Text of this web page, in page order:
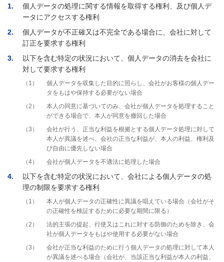
1
個人データの処理に関する情報を取得する権利、及び個人デ
ータにアクセスする権利
2
個人データが不正確又は不完全である場合に、会社に対して
訂正を要求する権利
3
以下を含む特定の状況において、個人データの消去を会社に
対して要求する権利
1
個人データを収集した目的に照らし、会社がお客様の個人デー
タをもはや保持する必要がない場合
2
本人の同意に基づいてのみ、会社が個人データを処理すること
ができる場合で、本人が同意を撤回した場合
3
会社が行う、正当な利益を根拠とする個人データ処理に対して
本人が異議を述べ、会社の正当な利益が、本人の利益、権利及
び自由に優先しない場合
4
会社が個人データを不適法に処理した場合
4
以下を含む特定の状況において、会社による個人データの処
理の制限を要求する権利
1
本人が個人データの正確性に異議を唱えている場合（会社がそ
の正確性を検証するために必要な期間に限る）
2
法的主張の提起、行使又はこれに対する防御のためを除き、会
社が個人データをもはや使用する必要がない場合
3
会社が正当な利益のために行う個人データの処理に対して本人
が異議を述べる場合（会社が、当該正当な利益が本人の利益、